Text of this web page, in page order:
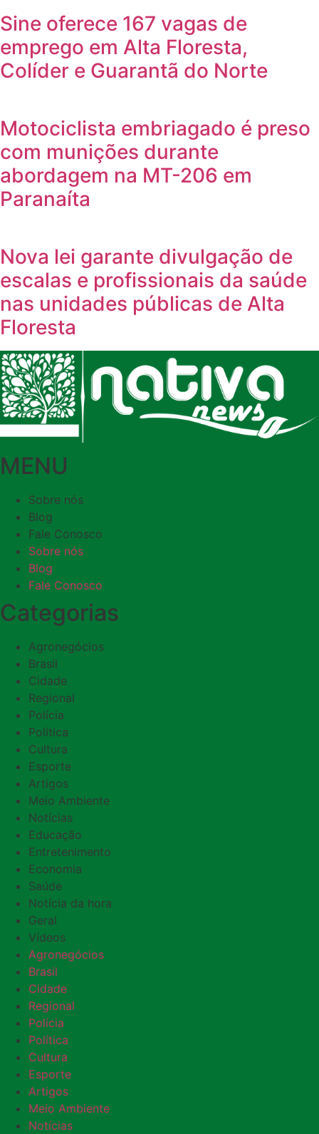
Sine oferece 167 vagas de
emprego em Alta Floresta,
Colíder e Guarantã do Norte
Motociclista embriagado é preso
com munições durante
abordagem na MT-206 em
Paranaíta
Nova lei garante divulgação de
escalas e profissionais da saúde
nas unidades públicas de Alta
Floresta
MENU
Sobre nós
Blog
Fale Conosco
Sobre nós
Blog
Fale Conosco
Categorias
Agronegócios
Brasil
Cidade
Regional
Polícia
Política
Cultura
Esporte
Artigos
Meio Ambiente
Notícias
Educação
Entretenimento
Economia
Saúde
Notícia da hora
Geral
Vídeos
Agronegócios
Brasil
Cidade
Regional
Polícia
Política
Cultura
Esporte
Artigos
Meio Ambiente
Notícias